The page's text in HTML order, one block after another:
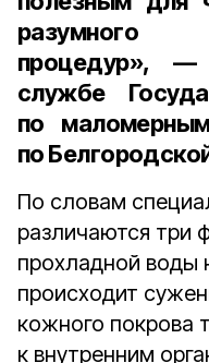
процедур»,
службе
по
по
По словам
различаются три
прохладной воды
происходит
кожного покрова
к внутренним